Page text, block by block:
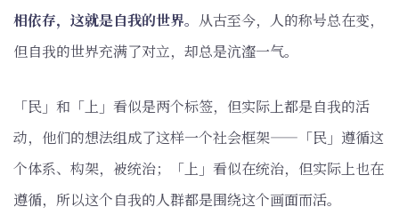
相依存，这就是自我的世界。 从古至今，人的称号总在变，
但自我的世界充满了对立，却总是沆瀣一气。
「民」和「上」看似是两个标签，但实际上都是自我的活
动，他们的想法组成了这样一个社会框架——「民」遵循这
个体系、构架，被统治；「上」看似在统治，但实际上也在
遵循，所以这个自我的人群都是围绕这个画面而活。